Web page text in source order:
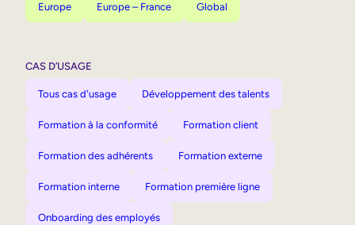
Europe Europe – France Global
CAS D’USAGE
Tous cas d'usage Développement des talents
Formation à la conformité Formation client
Formation des adhérents Formation externe
Formation interne Formation première ligne
Onboarding des employés